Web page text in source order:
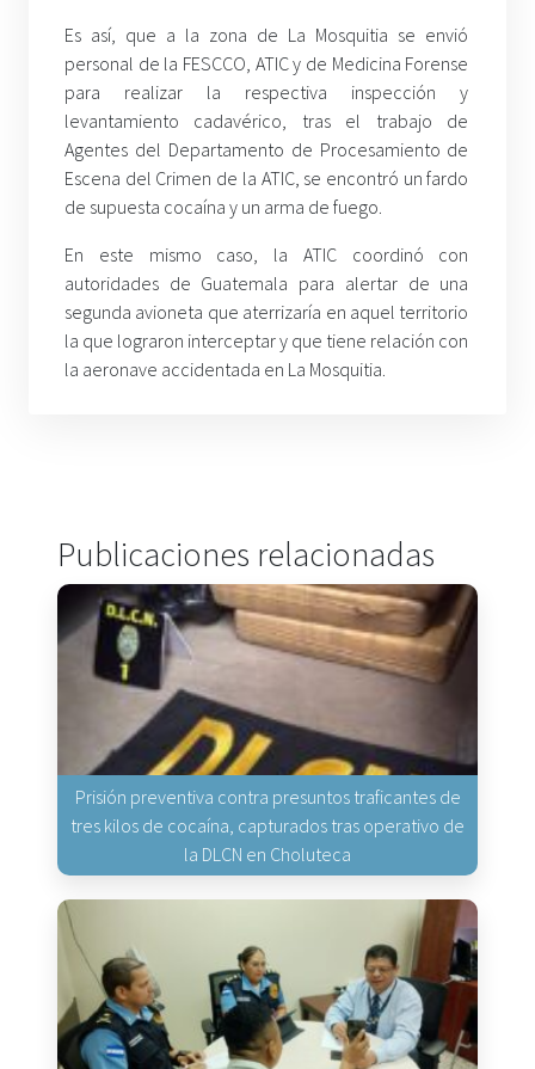
Es así, que a la zona de La Mosquitia se envió
personal de la FESCCO, ATIC y de Medicina Forense
para realizar la respectiva inspección y
levantamiento cadavérico, tras el trabajo de
Agentes del Departamento de Procesamiento de
Escena del Crimen de la ATIC, se encontró un fardo
de supuesta cocaína y un arma de fuego.
En este mismo caso, la ATIC coordinó con
autoridades de Guatemala para alertar de una
segunda avioneta que aterrizaría en aquel territorio
la que lograron interceptar y que tiene relación con
la aeronave accidentada en La Mosquitia.
Publicaciones relacionadas
Prisión preventiva contra presuntos traficantes de
tres kilos de cocaína, capturados tras operativo de
la DLCN en Choluteca